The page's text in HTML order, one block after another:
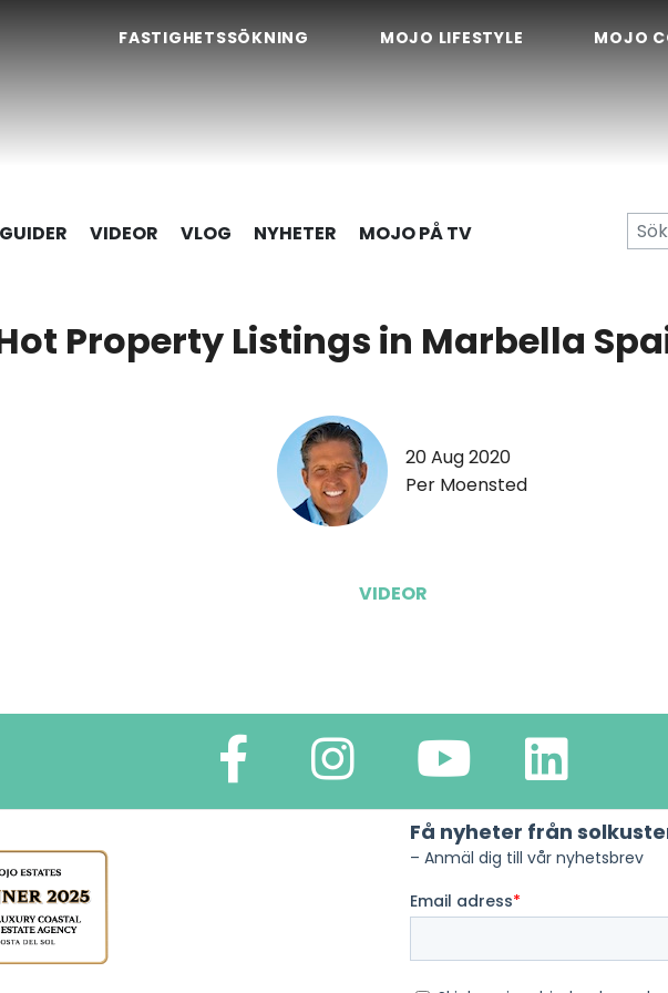
FASTIGHETSSÖKNING MOJO LIFESTYLE MOJO
VIDEOR VLOG NYHETER MOJO PÅ TV
Property Listings in Marbella
20 Aug 2020
Per Moensted
VIDEOR